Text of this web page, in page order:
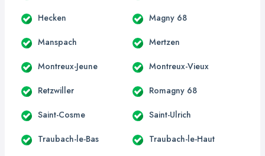
Hecken Magny 68
Manspach Mertzen
Montreux-Jeune Montreux-Vieux
Retzwiller Romagny 68
Saint-Cosme Saint-Ulrich
Traubach-le-Bas Traubach-le-Haut